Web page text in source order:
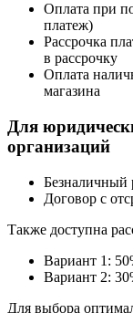
Оплата при
платеж)
Рассрочка
в рассрочку
Оплата
магазина
Для
организаций
Безналичный
Договор с
Также доступна
Вариант 1:
Вариант 2:
Для выбора